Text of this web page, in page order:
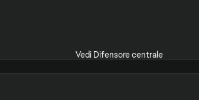
Vedi Difensore centrale